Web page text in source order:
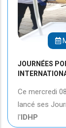
JOURNÉES
Ce mercredi
lancé ses
l'IDHP